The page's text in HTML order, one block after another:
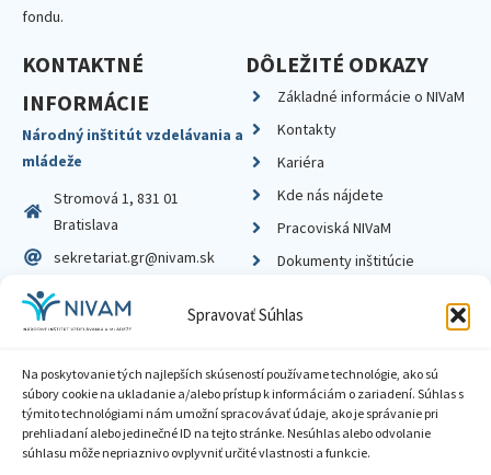
Spravovať Súhlas
Na poskytovanie tých najlepších skúseností používame technológie, ako sú
súbory cookie na ukladanie a/alebo prístup k informáciám o zariadení. Súhlas s
týmito technológiami nám umožní spracovávať údaje, ako je správanie pri
prehliadaní alebo jedinečné ID na tejto stránke. Nesúhlas alebo odvolanie
súhlasu môže nepriaznivo ovplyvniť určité vlastnosti a funkcie.
fondu.
KONTAKTNÉ
INFORMÁCIE
Národný inštitút vzdelávania a
mládeže
Stromová 1, 831 01
Bratislava
sekretariat.gr@nivam.sk
IČO: 00164348
DIČ: 2020798714
DÔLEŽITÉ ODKAZY
Základné informácie o NIVaM
Kontakty
Kariéra
Kde nás nájdete
Pracoviská NIVaM
Dokumenty inštitúcie
Zásady ochrany súkromia